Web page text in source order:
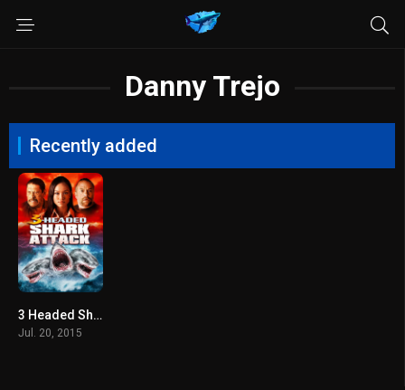
Danny Trejo
Recently added
3 Headed Shark Attack (2015) โคตรฉลาม 3 หัวเพชฌฆาต
Jul. 20, 2015